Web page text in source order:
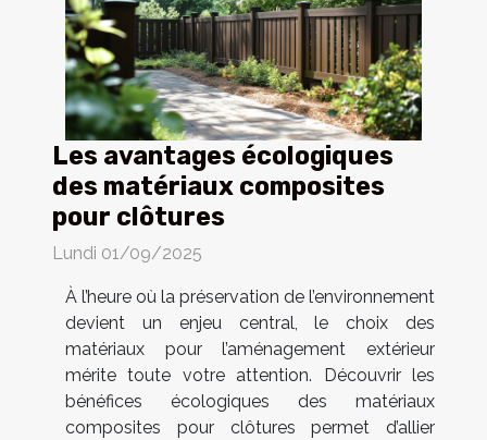
Les avantages écologiques
des matériaux composites
pour clôtures
Lundi 01/09/2025
À l’heure où la préservation de l’environnement
devient un enjeu central, le choix des
matériaux pour l’aménagement extérieur
mérite toute votre attention. Découvrir les
bénéfices écologiques des matériaux
composites pour clôtures permet d’allier